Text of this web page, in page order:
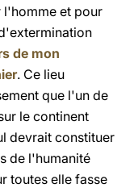
l'homme et pour
de mon
. Ce lieu
que l'un de
le continent
devrait constituer
de l'humanité
toutes elle fasse